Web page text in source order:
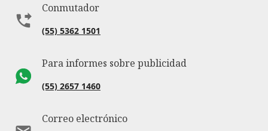
Conmutador
(55) 5362 1501
Para informes sobre publicidad
(55) 2657 1460
Correo electrónico